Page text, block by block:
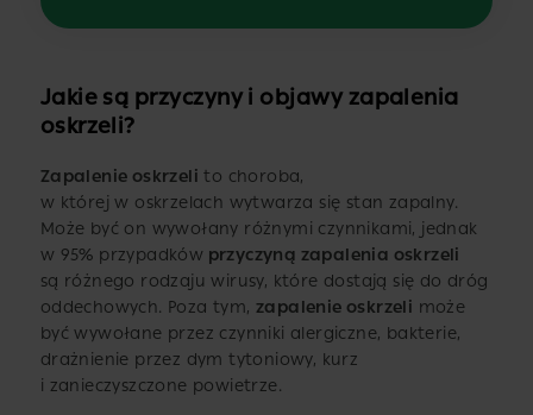
Jakie są przyczyny i objawy zapalenia
oskrzeli?
Zapalenie oskrzeli to choroba,
w której w oskrzelach wytwarza się stan zapalny.
Może być on wywołany różnymi czynnikami, jednak
w 95% przypadków przyczyną zapalenia oskrzeli
są różnego rodzaju wirusy, które dostają się do dróg
oddechowych. Poza tym, zapalenie oskrzeli może
być wywołane przez czynniki alergiczne, bakterie,
drażnienie przez dym tytoniowy, kurz
i zanieczyszczone powietrze.